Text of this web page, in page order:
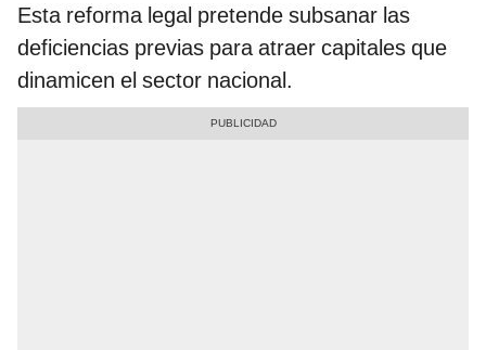
Esta reforma legal pretende subsanar las
deficiencias previas para atraer capitales que
dinamicen el sector nacional.